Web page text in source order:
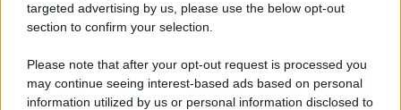
targeted advertising by us, please use the below opt-out
section to confirm your selection.
Please note that after your opt-out request is processed you
may continue seeing interest-based ads based on personal
information utilized by us or personal information disclosed to
© 2026 - Pianeta Design - P.IVA 04827280654 - Testata
Registrata Al Tribunale Di Nocera Inferiore N. 8/2020 - RG N.
ISCRIZIONE AL ROC N. 35792 – ISCRITTA ALL’ANSO
(ASSOCIAZIONE NAZIONALE STAMPA ONLINE)